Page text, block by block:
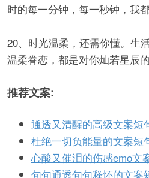
时的每一分钟，每一秒钟，我都
20、时光温柔，还需你懂。生
温柔眷恋，都是对你灿若星辰的
推荐文案:
通透又清醒的高级文案短
杜绝一切负能量的文案短
心酸又催泪的伤感emo文
句句通透句句释怀的文案